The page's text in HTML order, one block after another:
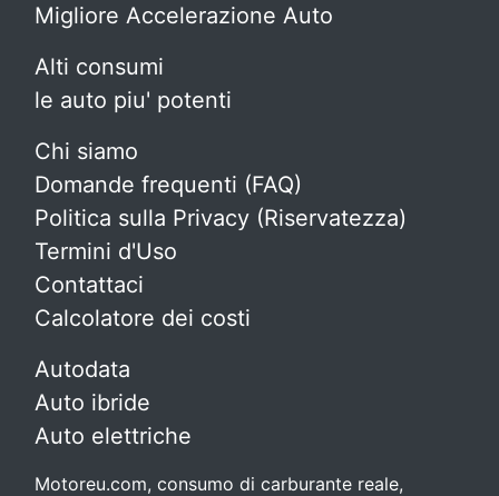
Migliore Accelerazione Auto
Alti consumi
le auto piu' potenti
Chi siamo
Domande frequenti (FAQ)
Politica sulla Privacy (Riservatezza)
Termini d'Uso
Contattaci
Calcolatore dei costi
Autodata
Auto ibride
Auto elettriche
Motoreu.com, consumo di carburante reale,